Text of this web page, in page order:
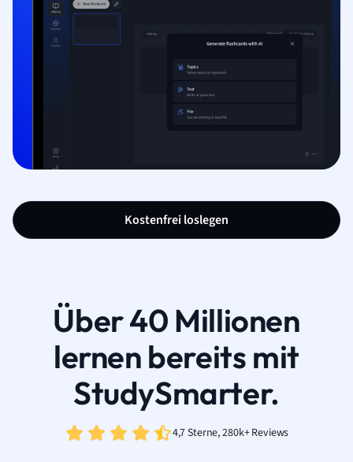
Kostenfrei loslegen
Über 40 Millionen
lernen bereits mit
StudySmarter.
4,7 Sterne, 280k+ Reviews